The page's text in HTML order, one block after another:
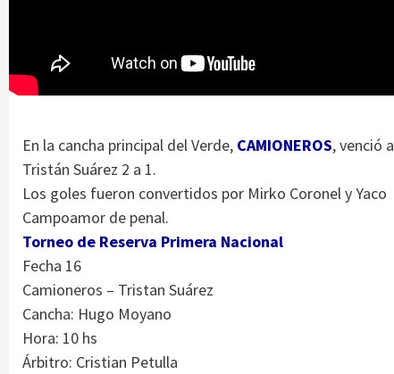
En la cancha principal del Verde, CAMIONEROS, venció a
Tristán Suárez 2 a 1.
Los goles fueron convertidos por Mirko Coronel y Yaco
Campoamor de penal.
Torneo de Reserva Primera Nacional
Fecha 16
Camioneros – Tristan Suárez
Cancha: Hugo Moyano
Hora: 10 hs
Árbitro: Cristian Petulla